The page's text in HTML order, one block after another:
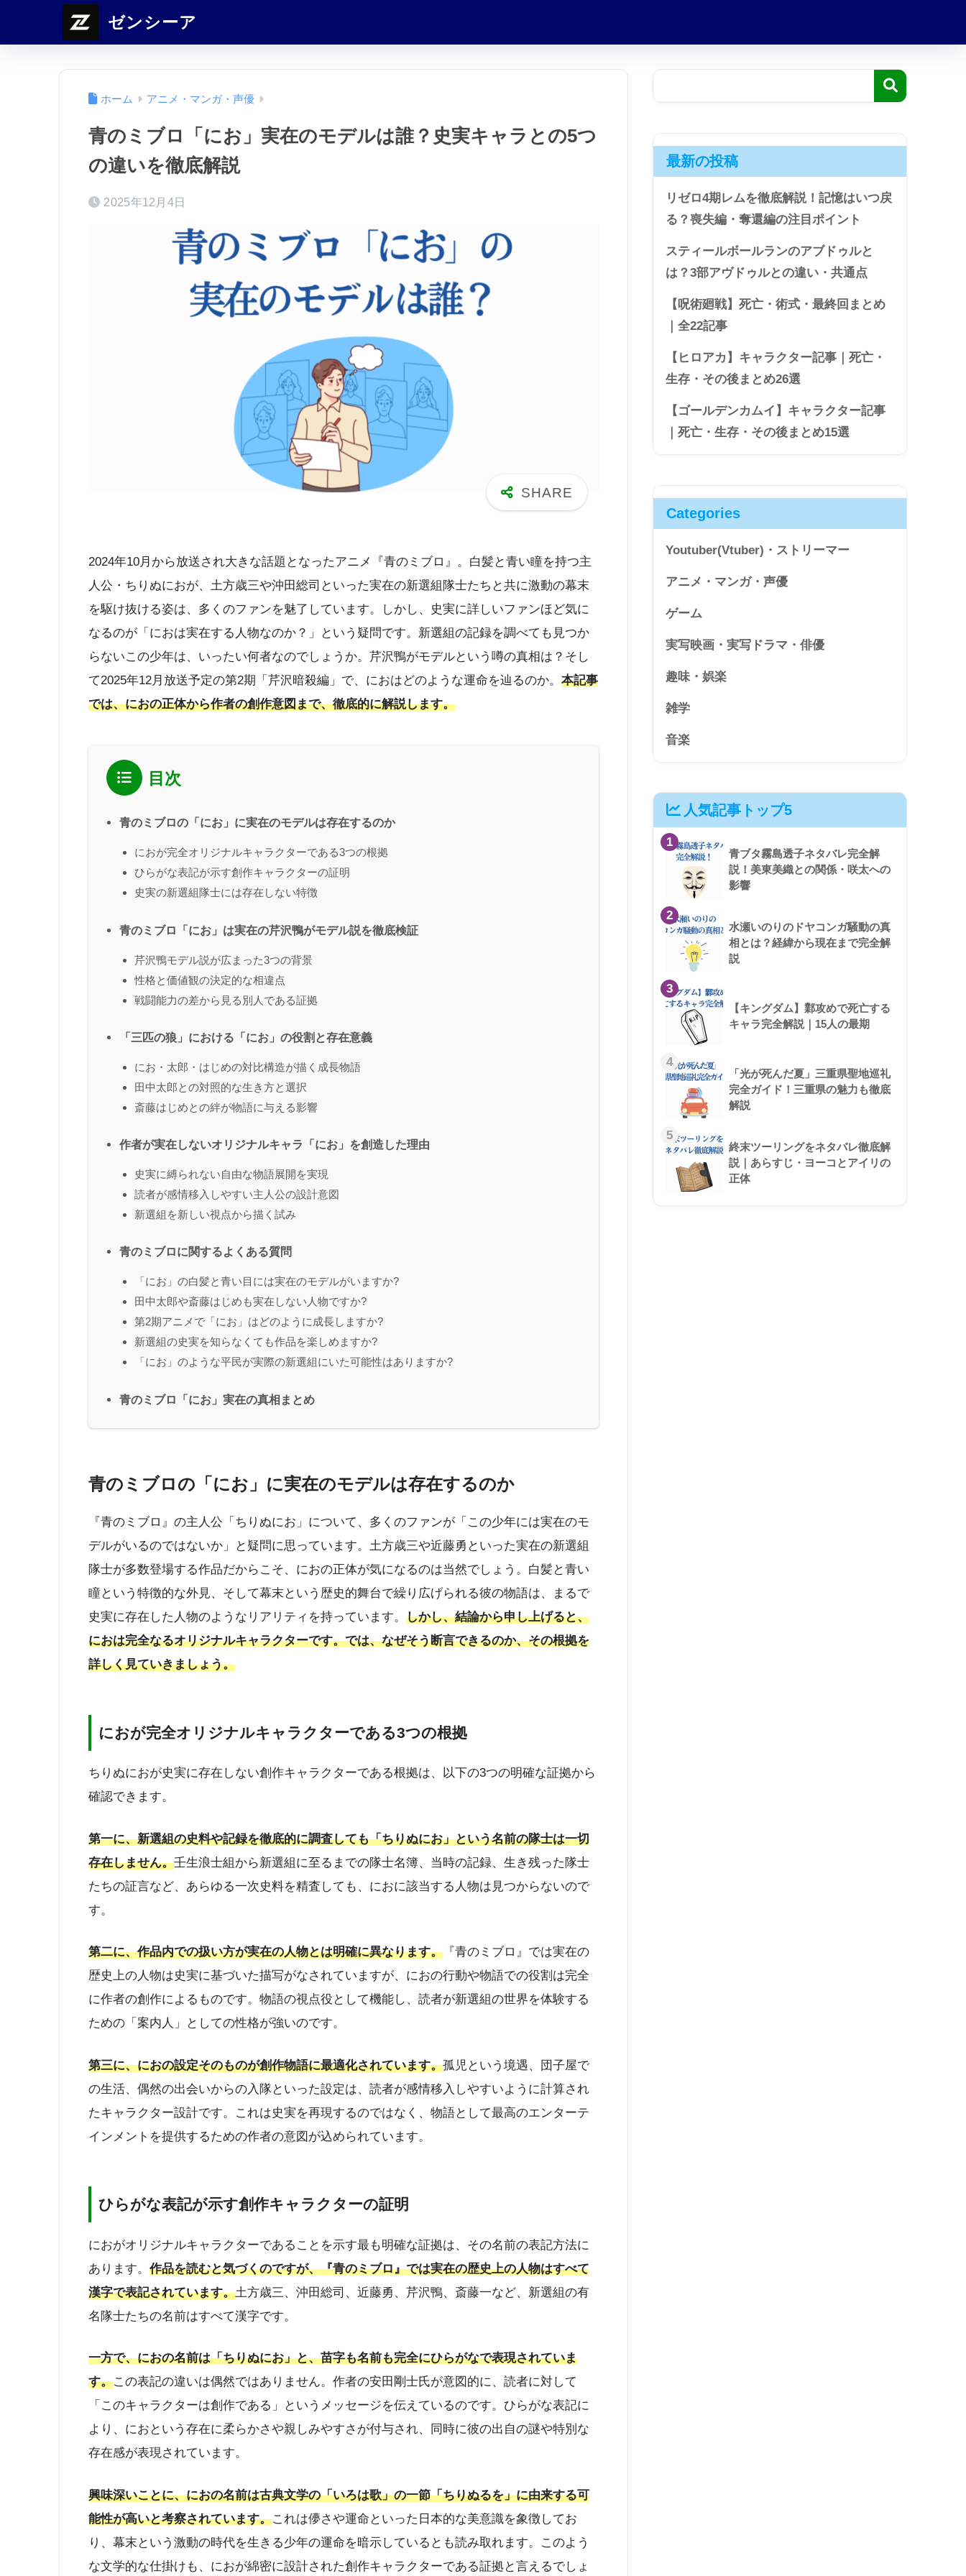
ゼンシーア
ホーム アニメ・マンガ・声優
青のミブロ「にお」実在のモデルは誰？史実キャラとの5つ
の違いを徹底解説
2025年12月4日
2024年10月から放送され大きな話題となったアニメ『青のミブロ』。白髪と青い瞳を持つ主
人公・ちりぬにおが、土方歳三や沖田総司といった実在の新選組隊士たちと共に激動の幕末
を駆け抜ける姿は、多くのファンを魅了しています。しかし、史実に詳しいファンほど気に
なるのが「におは実在する人物なのか？」という疑問です。新選組の記録を調べても見つか
らないこの少年は、いったい何者なのでしょうか。芹沢鴨がモデルという噂の真相は？そし
て2025年12月放送予定の第2期「芹沢暗殺編」で、におはどのような運命を辿るのか。 本記事
では、におの正体から作者の創作意図まで、徹底的に解説します。
目次
青のミブロの「にお」に実在のモデルは存在するのか
におが完全オリジナルキャラクターである3つの根拠
ひらがな表記が示す創作キャラクターの証明
史実の新選組隊士には存在しない特徴
青のミブロ「にお」は実在の芹沢鴨がモデル説を徹底検証
芹沢鴨モデル説が広まった3つの背景
性格と価値観の決定的な相違点
戦闘能力の差から見る別人である証拠
「三匹の狼」における「にお」の役割と存在意義
にお・太郎・はじめの対比構造が描く成長物語
田中太郎との対照的な生き方と選択
斎藤はじめとの絆が物語に与える影響
作者が実在しないオリジナルキャラ「にお」を創造した理由
史実に縛られない自由な物語展開を実現
読者が感情移入しやすい主人公の設計意図
新選組を新しい視点から描く試み
青のミブロに関するよくある質問
「にお」の白髪と青い目には実在のモデルがいますか?
田中太郎や斎藤はじめも実在しない人物ですか?
第2期アニメで「にお」はどのように成長しますか?
新選組の史実を知らなくても作品を楽しめますか?
「にお」のような平民が実際の新選組にいた可能性はありますか?
青のミブロ「にお」実在の真相まとめ
青のミブロの「にお」に実在のモデルは存在するのか
『青のミブロ』の主人公「ちりぬにお」について、多くのファンが「この少年には実在のモ
デルがいるのではないか」と疑問に思っています。土方歳三や近藤勇といった実在の新選組
隊士が多数登場する作品だからこそ、におの正体が気になるのは当然でしょう。白髪と青い
瞳という特徴的な外見、そして幕末という歴史的舞台で繰り広げられる彼の物語は、まるで
史実に存在した人物のようなリアリティを持っています。 しかし、結論から申し上げると、
におは完全なるオリジナルキャラクターです。では、なぜそう断言できるのか、その根拠を
詳しく見ていきましょう。
におが完全オリジナルキャラクターである3つの根拠
ちりぬにおが史実に存在しない創作キャラクターである根拠は、以下の3つの明確な証拠から
確認できます。
第一に、新選組の史料や記録を徹底的に調査しても「ちりぬにお」という名前の隊士は一切
存在しません。壬生浪士組から新選組に至るまでの隊士名簿、当時の記録、生き残った隊士
たちの証言など、あらゆる一次史料を精査しても、におに該当する人物は見つからないので
す。
第二に、作品内での扱い方が実在の人物とは明確に異なります。 『青のミブロ』では実在の
歴史上の人物は史実に基づいた描写がなされていますが、におの行動や物語での役割は完全
に作者の創作によるものです。物語の視点役として機能し、読者が新選組の世界を体験する
ための「案内人」としての性格が強いのです。
第三に、におの設定そのものが創作物語に最適化されています。孤児という境遇、団子屋で
の生活、偶然の出会いからの入隊といった設定は、読者が感情移入しやすいように計算され
たキャラクター設計です。これは史実を再現するのではなく、物語として最高のエンターテ
インメントを提供するための作者の意図が込められています。
ひらがな表記が示す創作キャラクターの証明
におがオリジナルキャラクターであることを示す最も明確な証拠は、その名前の表記方法に
あります。 作品を読むと気づくのですが、『青のミブロ』では実在の歴史上の人物はすべて
漢字で表記されています。土方歳三、沖田総司、近藤勇、芹沢鴨、斎藤一など、新選組の有
名隊士たちの名前はすべて漢字です。
一方で、におの名前は「ちりぬにお」と、苗字も名前も完全にひらがなで表現されていま
す。この表記の違いは偶然ではありません。作者の安田剛士氏が意図的に、読者に対して
「このキャラクターは創作である」というメッセージを伝えているのです。ひらがな表記に
より、におという存在に柔らかさや親しみやすさが付与され、同時に彼の出自の謎や特別な
存在感が表現されています。
興味深いことに、におの名前は古典文学の「いろは歌」の一節「ちりぬるを」に由来する可
能性が高いと考察されています。これは儚さや運命といった日本的な美意識を象徴してお
り、幕末という激動の時代を生きる少年の運命を暗示しているとも読み取れます。このよう
な文学的な仕掛けも、におが綿密に設計された創作キャラクターである証拠と言えるでしょ
最新の投稿
リゼロ4期レムを徹底解説！記憶はいつ戻
る？喪失編・奪還編の注目ポイント
スティールボールランのアブドゥルと
は？3部アヴドゥルとの違い・共通点
【呪術廻戦】死亡・術式・最終回まとめ
｜全22記事
【ヒロアカ】キャラクター記事｜死亡・
生存・その後まとめ26選
【ゴールデンカムイ】キャラクター記事
｜死亡・生存・その後まとめ15選
Categories
Youtuber(Vtuber)・ストリーマー
アニメ・マンガ・声優
ゲーム
実写映画・実写ドラマ・俳優
趣味・娯楽
雑学
音楽
人気記事トップ5
1
青ブタ霧島透子ネタバレ完全解
説！美東美織との関係・咲太への
影響
2
水瀬いのりのドヤコンガ騒動の真
相とは？経緯から現在まで完全解
説
3
【キングダム】鄴攻めで死亡する
キャラ完全解説｜15人の最期
4
「光が死んだ夏」三重県聖地巡礼
完全ガイド！三重県の魅力も徹底
解説
5
終末ツーリングをネタバレ徹底解
説｜あらすじ・ヨーコとアイリの
正体